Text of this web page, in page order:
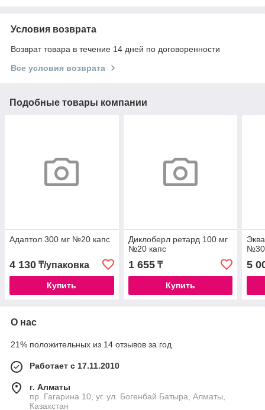
Условия возврата
Возврат товара в течение 14 дней по договоренности
Все условия возврата
Подобные товары компании
Адаптол 300 мг №20 капс
4 130 ₸/упаковка
Купить
Диклоберл ретард 100 мг
№20 капс
1 655₸
Купить
№30
5
О нас
21% положительных из 14 отзывов за год
Работает с 17.11.2010
г. Алматы
пр. Гагарина 10, уг. ул. Богенбай Батыра, Алматы,
Казахстан